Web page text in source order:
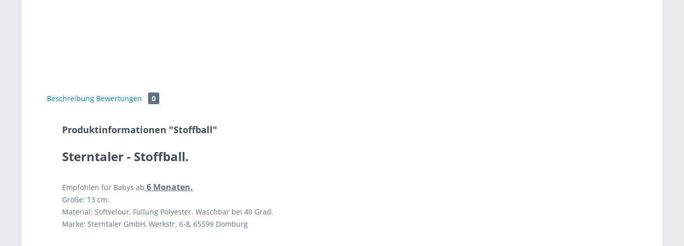
Beschreibung Bewertungen 0
Produktinformationen "Stoffball"
Sterntaler - Stoffball.
Empfohlen für Babys ab 6 Monaten.
Größe: 13 cm.
Material: Softvelour, Füllung Polyester. Waschbar bei 40 Grad.
Marke: Sterntaler GmbH, Werkstr. 6-8, 65599 Domburg